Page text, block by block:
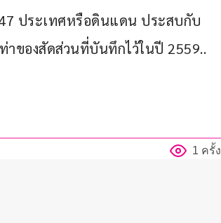
ประเทศหรือดินแดน ประสบกับ
าของสัดส่วนที่บันทึกไว้ในปี 2559..
1 ครั้ง